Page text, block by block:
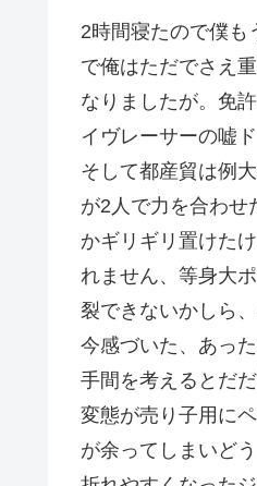
2時間寝たので僕も
で俺はただでさえ
なりましたが。免
イヴレーサーの嘘
そして都産貿は例
が2人で力を合わせ
かギリギリ置けた
れません、等身大
裂できないかしら
今感づいた、あっ
手間を考えるとだだ
変態が売り子用に
が余ってしまいど